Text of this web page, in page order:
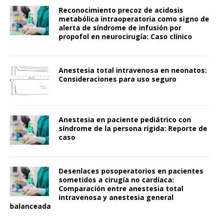
Reconocimiento precoz de acidosis
metabólica intraoperatoria como signo de
alerta de síndrome de infusión por
propofol en neurocirugía: Caso clínico
Anestesia total intravenosa en neonatos:
Consideraciones para uso seguro
Anestesia en paciente pediátrico con
síndrome de la persona rígida: Reporte de
caso
Desenlaces posoperatorios en pacientes
sometidos a cirugía no cardíaca:
Comparación entre anestesia total
intravenosa y anestesia general
balanceada